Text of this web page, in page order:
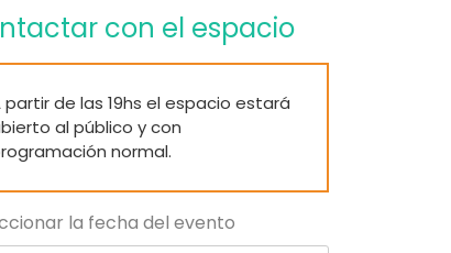
con el espacio
partir de las 19hs el espacio estará
al público y con
normal.
la fecha del evento